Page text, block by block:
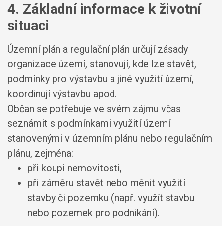
4. Základní informace k životní
situaci
Územní plán a regulační plán určují zásady
organizace území, stanovují, kde lze stavět,
podmínky pro výstavbu a jiné využití území,
koordinují výstavbu apod.
Občan se potřebuje ve svém zájmu včas
seznámit s podmínkami využití území
stanovenými v územním plánu nebo regulačním
plánu, zejména:
při koupi nemovitosti,
při záměru stavět nebo měnit využití
stavby či pozemku (např. využít stavbu
nebo pozemek pro podnikání).